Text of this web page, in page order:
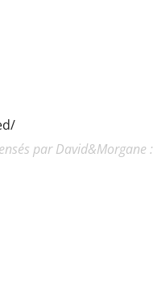
par David&Morgane :